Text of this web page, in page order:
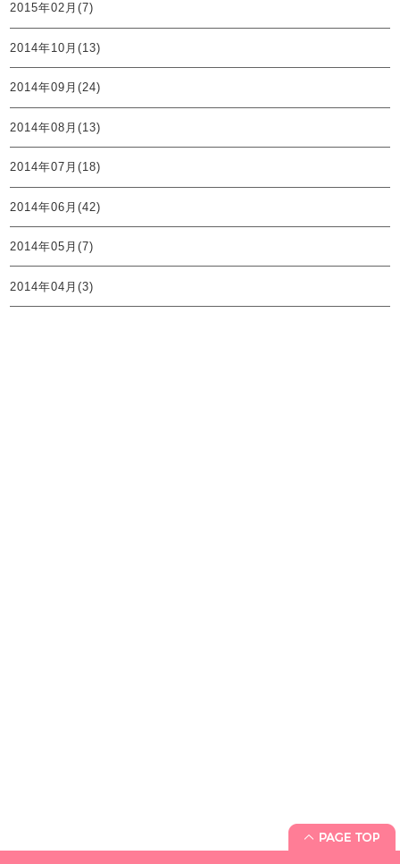
2015年02月(7)
2014年10月(13)
2014年09月(24)
2014年08月(13)
2014年07月(18)
2014年06月(42)
2014年05月(7)
2014年04月(3)